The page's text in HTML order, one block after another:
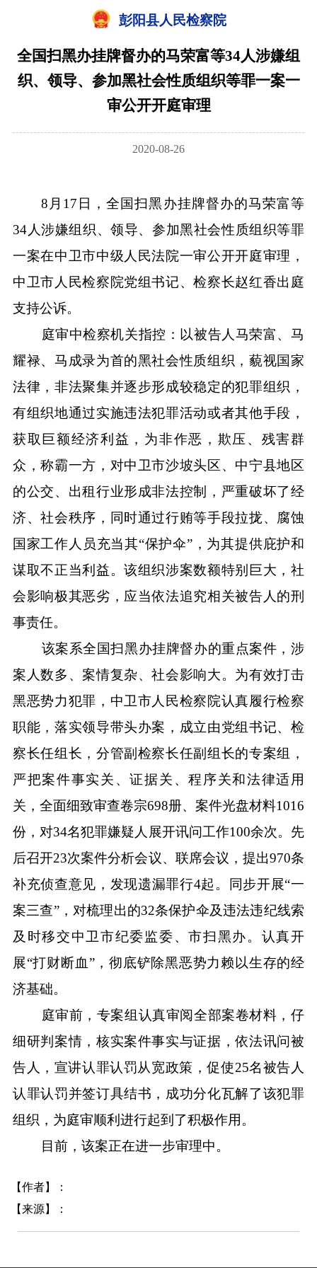
彭阳县人民检察院
全国扫黑办挂牌督办的马荣富等34人涉嫌组
织、领导、参加黑社会性质组织等罪一案一
审公开开庭审理
2020-08-26
8月17日，全国扫黑办挂牌督办的马荣富等
34人涉嫌组织、领导、参加黑社会性质组织等罪
一案在中卫市中级人民法院一审公开开庭审理，
中卫市人民检察院党组书记、检察长赵红香出庭
支持公诉。
庭审中检察机关指控：以被告人马荣富、马
耀禄、马成录为首的黑社会性质组织，藐视国家
法律，非法聚集并逐步形成较稳定的犯罪组织，
有组织地通过实施违法犯罪活动或者其他手段，
获取巨额经济利益，为非作恶，欺压、残害群
众，称霸一方，对中卫市沙坡头区、中宁县地区
的公交、出租行业形成非法控制，严重破坏了经
济、社会秩序，同时通过行贿等手段拉拢、腐蚀
国家工作人员充当其“保护伞”，为其提供庇护和
谋取不正当利益。该组织涉案数额特别巨大，社
会影响极其恶劣，应当依法追究相关被告人的刑
事责任。
该案系全国扫黑办挂牌督办的重点案件，涉
案人数多、案情复杂、社会影响大。为有效打击
黑恶势力犯罪，中卫市人民检察院认真履行检察
职能，落实领导带头办案，成立由党组书记、检
察长任组长，分管副检察长任副组长的专案组，
严把案件事实关、证据关、程序关和法律适用
关，全面细致审查卷宗698册、案件光盘材料1016
份，对34名犯罪嫌疑人展开讯问工作100余次。先
后召开23次案件分析会议、联席会议，提出970条
补充侦查意见，发现遗漏罪行4起。同步开展“一
案三查”，对梳理出的32条保护伞及违法违纪线索
及时移交中卫市纪委监委、市扫黑办。认真开
展“打财断血”，彻底铲除黑恶势力赖以生存的经
济基础。
庭审前，专案组认真审阅全部案卷材料，仔
细研判案情，核实案件事实与证据，依法讯问被
告人，宣讲认罪认罚从宽政策，促使25名被告人
认罪认罚并签订具结书，成功分化瓦解了该犯罪
组织，为庭审顺利进行起到了积极作用。
目前，该案正在进一步审理中。
【作者】：
【来源】：